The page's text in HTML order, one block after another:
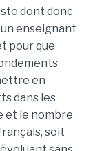
dont donc
enseignant
pour que
en
dans les
et le nombre
soit